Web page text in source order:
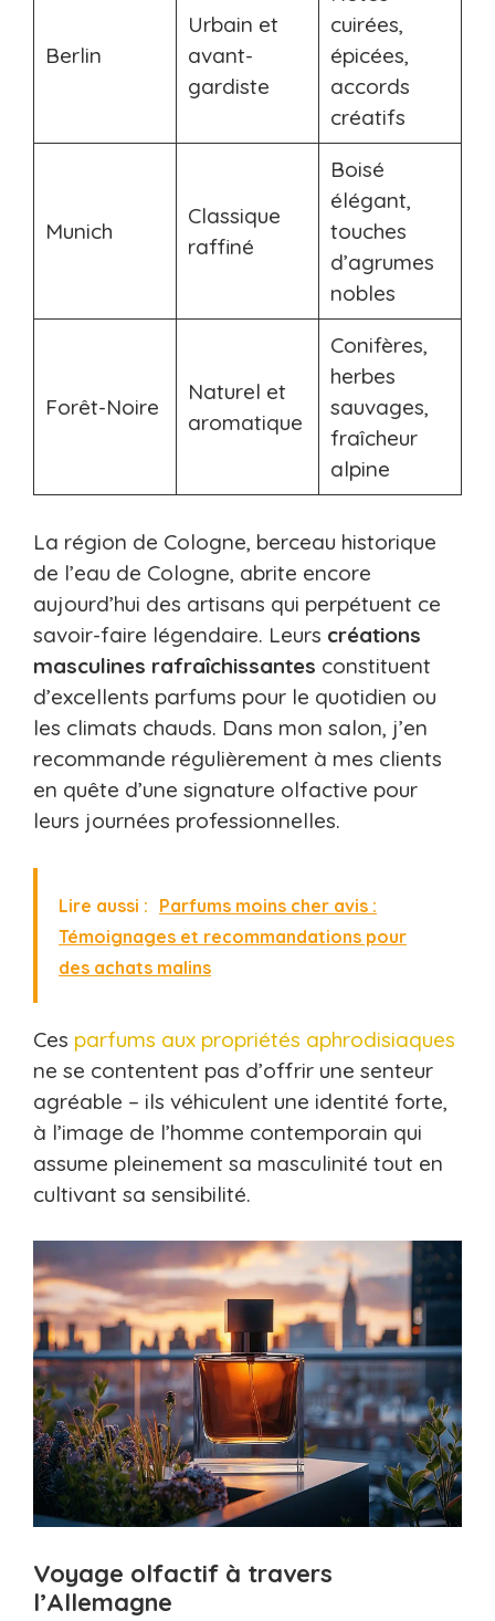
Berlin
Urbain et
avant-
gardiste
cuirées,
épicées,
accords
créatifs
Munich
Classique
raffiné
Boisé
élégant,
touches
d’agrumes
nobles
Forêt-Noire
Naturel et
aromatique
Conifères,
herbes
sauvages,
fraîcheur
alpine
La région de Cologne, berceau historique
de l’eau de Cologne, abrite encore
aujourd’hui des artisans qui perpétuent ce
savoir-faire légendaire. Leurs créations
masculines rafraîchissantes constituent
d’excellents parfums pour le quotidien ou
les climats chauds. Dans mon salon, j’en
recommande régulièrement à mes clients
en quête d’une signature olfactive pour
leurs journées professionnelles.
Lire aussi : Parfums moins cher avis :
Témoignages et recommandations pour
des achats malins​
Ces parfums aux propriétés aphrodisiaques
ne se contentent pas d’offrir une senteur
agréable – ils véhiculent une identité forte,
à l’image de l’homme contemporain qui
assume pleinement sa masculinité tout en
cultivant sa sensibilité.
Voyage olfactif à travers
l’Allemagne